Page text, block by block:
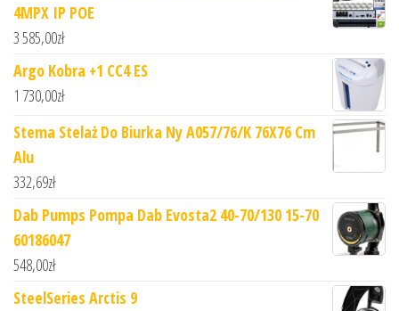
4MPX IP POE
3 585,00zł
Argo Kobra +1 CC4 ES
1 730,00zł
Stema Stelaż Do Biurka Ny A057/76/K 76X76 Cm
Alu
332,69zł
Dab Pumps Pompa Dab Evosta2 40-70/130 15-70
60186047
548,00zł
SteelSeries Arctis 9